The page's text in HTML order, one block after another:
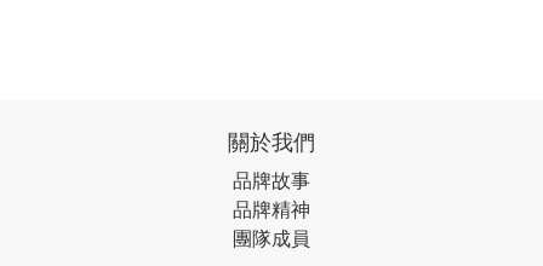
關於我們
品牌故事
品牌精神
團隊成員